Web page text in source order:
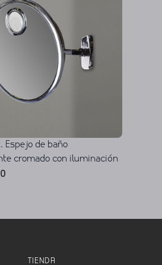
Espejo de baño
cromado con iluminación
TIENDA